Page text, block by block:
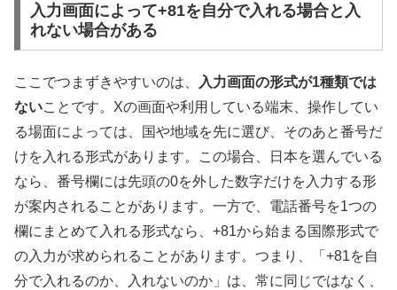
入力画面によって+81を自分で入れる場合と入
れない場合がある
ここでつまずきやすいのは、
入力画面の形式が1種類では
ないことです。Xの画面や利用している端末、操作してい
る場面によっては、国や地域を先に選び、そのあと番号だ
けを入れる形式があります。この場合、日本を選んでいる
なら、番号欄には先頭の0を外した数字だけを入力する形
が案内されることがあります。一方で、電話番号を1つの
欄にまとめて入れる形式なら、+81から始まる国際形式で
の入力が求められることがあります。つまり、「+81を自
分で入れるのか、入れないのか」は、常に同じではなく、